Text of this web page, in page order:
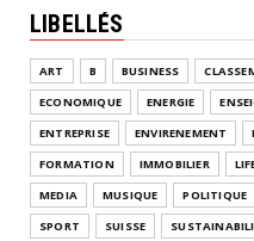
LIBELLÉS
ART B BUSINESS
ECONOMIQUE
ENERGIE
ENTREPRISE
ENVIRENEMENT
FORMATION
IMMOBILIER
MEDIA
MUSIQUE POLITIQUE
SPORT
SUISSE